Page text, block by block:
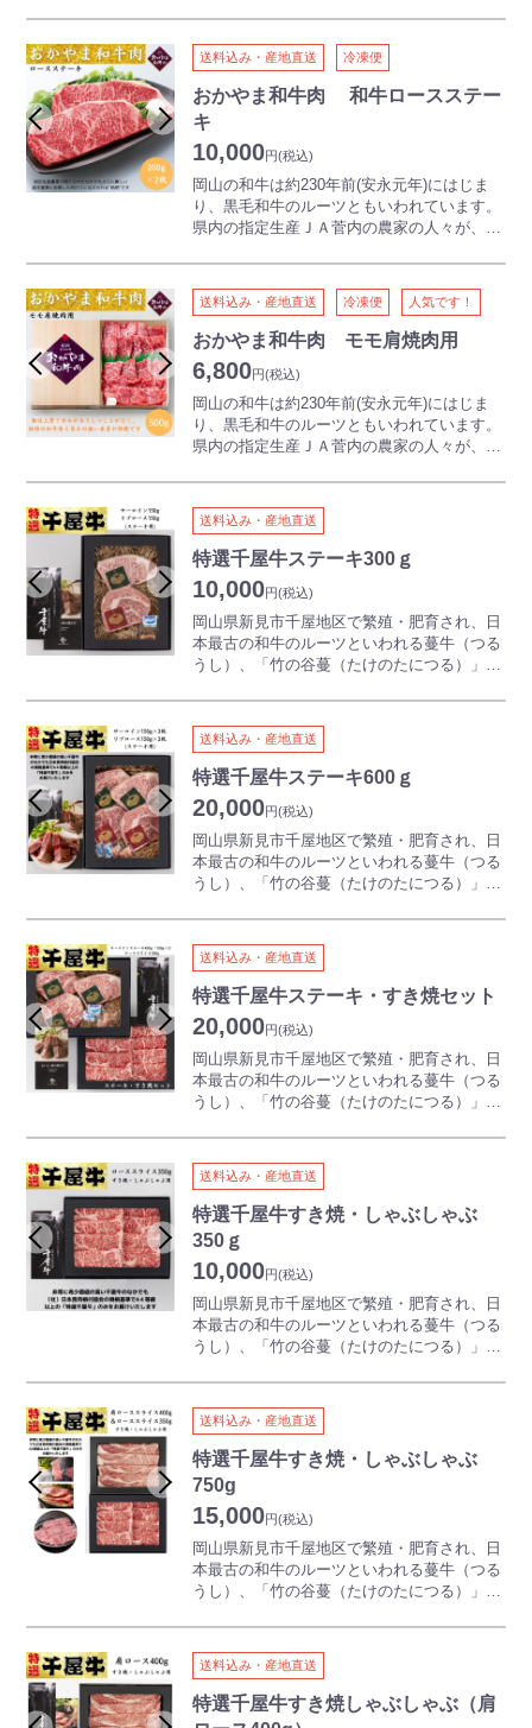
（黒毛和種）のなかでも、認定基準に合格し
た肉だけに与えられる“銘柄”が「おかやま和
牛肉」です。
モモ肩薄切り肉はすき焼き、しゃぶしゃぶに
適した商品です。岡山県産和牛の美味しさを
ご堪能ください。
送料込み・産地直送 冷凍便
おかやま和牛肉 和牛ロースステー
キ
10,000円(税込)
岡山の和牛は約230年前(安永元年)にはじま
り、黒毛和牛のルーツともいわれています。
県内の指定生産ＪＡ菅内の農家の人々が、一
（黒毛和種）のなかでも、認定基準に合格し
た肉だけに与えられる“銘柄”が「おかやま和
牛肉」です。
「おかやま和牛肉」ならではの豊潤な美味し
さを贅沢に1枚200gにカットしました。
舌にとろける霜降りの味わいをステーキでご
堪能ください。
送料込み・産地直送 冷凍便 人気です！
おかやま和牛肉 モモ肩焼肉用
6,800円(税込)
岡山の和牛は約230年前(安永元年)にはじま
り、黒毛和牛のルーツともいわれています。
県内の指定生産ＪＡ菅内の農家の人々が、一
（黒毛和種）のなかでも、認定基準に合格し
た肉だけに与えられる“銘柄”が「おかやま和
牛肉」です。
脂は上質で甘みがありしつこさがなく、独特
の和牛香と旨みの強い赤身が特徴で、特に焼
肉に適した商品です。家族みんなでのお食事
に是非どうぞ。
送料込み・産地直送
特選千屋牛ステーキ300ｇ
10,000円(税込)
岡山県新見市千屋地区で繁殖・肥育され、日
本最古の和牛のルーツといわれる蔓牛（つる
うし）、「竹の谷蔓（たけのたにつる）」の
年間生産頭数７００頭に満たない希少価値の
高い千屋牛を、（社）日本食肉格付協会の格
付規格でA4等級以上の「特選千屋牛」サーロ
インとリブロースをステーキカットにしてお
届け。
ステーキの焼き方レシピ付き。
送料込み・産地直送
特選千屋牛ステーキ600ｇ
20,000円(税込)
岡山県新見市千屋地区で繁殖・肥育され、日
本最古の和牛のルーツといわれる蔓牛（つる
うし）、「竹の谷蔓（たけのたにつる）」の
適度にサシが入り、旨味のもとである良質な
アミノ酸とオレイン酸（不飽和脂肪酸）が多
いことで生まれるやわらかな食感と香りが和
牛本来の味を堪能できます。
年間生産頭数７００頭に満たない、非常に希
少価値の高い千屋牛ですが、（社）日本食肉
格付協会の格付規格でA4等級以上の「特選千
屋牛」サーロインとリブロースをステーキカ
ットにしてお届け致します。
送料込み・産地直送
特選千屋牛ステーキ・すき焼セット
20,000円(税込)
岡山県新見市千屋地区で繁殖・肥育され、日
本最古の和牛のルーツといわれる蔓牛（つる
うし）、「竹の谷蔓（たけのたにつる）」の
年間生産頭数７００頭に満たない希少価値の
高い千屋牛を、（社）日本食肉格付協会の格
付規格でA4等級以上の「特選千屋牛」サーロ
インをステーキカットに、ロースをすき焼・
しゃぶしゃぶ用にスライスしてお届け。
ステーキの焼き方レシピ付き。
送料込み・産地直送
特選千屋牛すき焼・しゃぶしゃぶ
350ｇ
10,000円(税込)
岡山県新見市千屋地区で繁殖・肥育され、日
本最古の和牛のルーツといわれる蔓牛（つる
うし）、「竹の谷蔓（たけのたにつる）」の
年間生産頭数700頭に満たない希少価値の高
い千屋牛を、（社）日本食肉格付協会の格付
規格でA4等級以上の「特選千屋牛」ロースの
みをすき焼・しゃぶしゃぶ用にスライスして
お届け。
350g＝2～3人前となります。
送料込み・産地直送
特選千屋牛すき焼・しゃぶしゃぶ
750g
15,000円(税込)
岡山県新見市千屋地区で繁殖・肥育され、日
本最古の和牛のルーツといわれる蔓牛（つる
うし）、「竹の谷蔓（たけのたにつる）」の
適度にサシが入り、やわらかな食感と香りが
和牛本来の味を堪能できます。
年間生産頭数７００頭に満たない、非常に希
少価値の高い千屋牛ですが、（社）日本食肉
格付協会の格付規格でA4等級以上の「特選千
送料込み・産地直送
特選千屋牛すき焼しゃぶしゃぶ（肩